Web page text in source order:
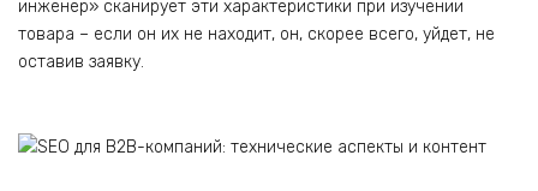
инженер» сканирует эти характеристики при изучении
товара – если он их не находит, он, скорее всего, уйдет, не
оставив заявку.